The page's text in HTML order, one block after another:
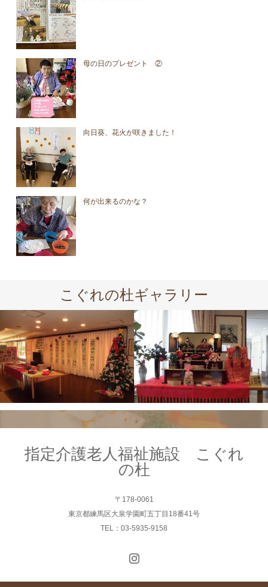
母の日のプレゼント ②
向日葵、花火が咲きました！
何が出来るのかな？
こぐれの杜ギャラリー
指定介護老人福祉施設 こぐれ
の杜
〒178-0061
東京都練馬区大泉学園町五丁目18番41号
TEL：03-5935-9158